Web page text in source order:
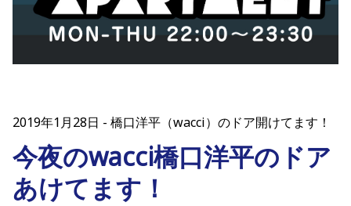
2019年1月28日 橋口洋平（wacci）のドア開けてます！
今夜のwacci橋口洋平のドア
あけてます！